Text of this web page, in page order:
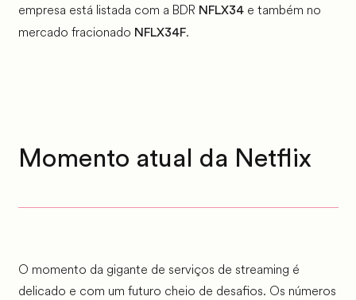
empresa está listada com a BDR NFLX34e também no
mercado fracionado NFLX34F.
Momento atual da Netflix
O momento da gigante de serviços de streaming é
delicado e com um futuro cheio de desafios. Os números